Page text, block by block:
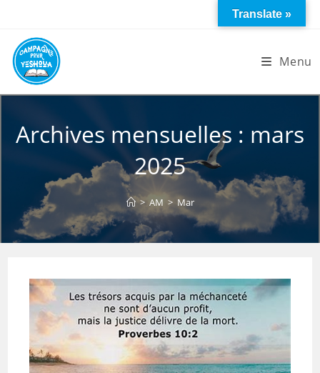
content
Menu
Archives mensuelles : mars
2025
> AM > Mar
Translate »